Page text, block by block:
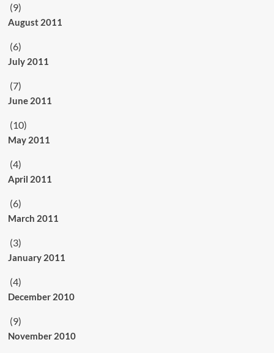
(9)
August 2011
(6)
July 2011
(7)
June 2011
(10)
May 2011
(4)
April 2011
(6)
March 2011
(3)
January 2011
(4)
December 2010
(9)
November 2010